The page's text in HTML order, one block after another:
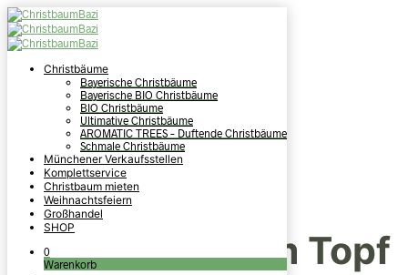
Christbäume
Bayerische Christbäume
Bayerische BIO Christbäume
BIO Christbäume
Ultimative Christbäume
AROMATIC TREES – Duftende Christbäume
Schmale Christbäume
Münchener Verkaufsstellen
Komplettservice
Christbaum mieten
Weihnachtsfeiern
Großhandel
SHOP
0
Warenkorb
Lebende
Christbäume im Topf